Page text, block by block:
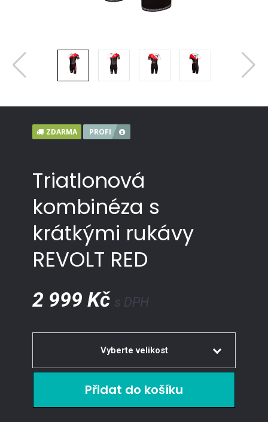
ZDARMA PROFI
Triatlonová
kombinéza s
krátkými rukávy
REVOLT RED
2 999 Kč s DPH
Vyberte velikost
S
Prodej ukončen
M
Skladem1 ks